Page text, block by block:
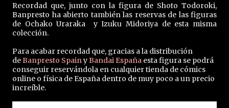
Recordad que, junto con la figura de Shoto Todoroki,
Banpresto ha abierto también las reservas de las figuras
de Ochako Uraraka y Izuku Midoriya de esta misma
colección.
Para acabar recordad que, gracias a la distribución
deBanpresto SpainyBandai España esta figura se podrá
conseguir reservándola en cualquier tienda de cómics
online o física de España dentro de muy poco a un precio
increíble.